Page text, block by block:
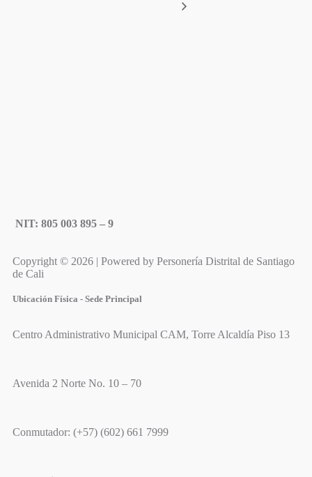
NIT: 805 003 895 – 9
Copyright © 2026 | Powered by Personería Distrital de Santiago
de Cali
Ubicación Física - Sede Principal
Centro Administrativo Municipal CAM, Torre Alcaldía Piso 13
Avenida 2 Norte No. 10 – 70
Conmutador: (+57) (602) 661 7999